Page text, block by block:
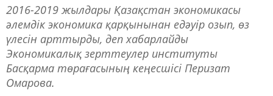
2016-2019 жылдары Қазақстан экономикасы
әлемдік экономика қарқынынан едәуір озып, өз
үлесін арттырды, деп хабарлайды
Экономикалық зерттеулер институты
Басқарма төрағасының кеңесшісі Перизат
Омарова.